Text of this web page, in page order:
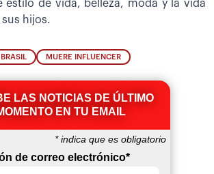
estilo de vida, belleza, moda y la vida
hijos.
BRASIL MUERE INFLUENCER
LAS NOTICIAS DE ÚLTIMO
EN TU EMAIL
*indica que es obligatorio
de correo electrónico*